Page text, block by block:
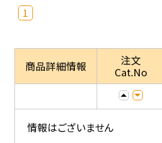
1
商品詳細情報
注文
Cat.No
情報はございません